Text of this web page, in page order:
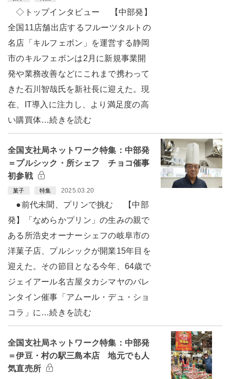
◇トップインタビュー 【中部発】
全国11店舗出店するフルーツタルトの
名店「キルフェボン」を運営する静岡
市のキルフェボンは2月に新規事業開
発や業務改善などにこれまで携わって
きた石川智哉氏を新社長に迎えた。現
在、IT導入に注力し、より満足度の高
い購買体…続きを読む
全国支社局ネットワーク特集：中部発
＝プルシック・所シェフ チョコ催事
初参戦
菓子 特集 2025.03.20
●前代未聞、プリンで挑む 【中部
発】「なめらかプリン」の生みの親で
ある所浩史オーナーシェフの岐阜市の
洋菓子店、プルシックが開業15年目を
迎えた。その節目となる今年、64歳で
ジェイアール名古屋タカシマヤのバレ
ンタイン催事「アムール・デュ・ショ
コラ」に…続きを読む
全国支社局ネットワーク特集：中部発
＝伊豆・村の駅三島本店 地元でも人
気直売所